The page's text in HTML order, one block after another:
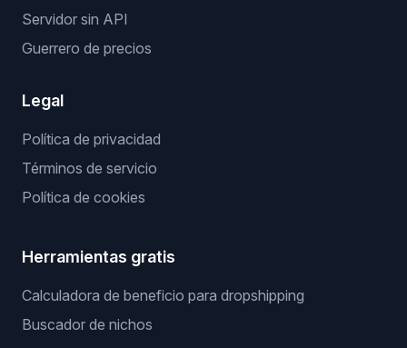
Servidor sin API
Guerrero de precios
Legal
Política de privacidad
Términos de servicio
Política de cookies
Herramientas gratis
Calculadora de beneficio para dropshipping
Buscador de nichos